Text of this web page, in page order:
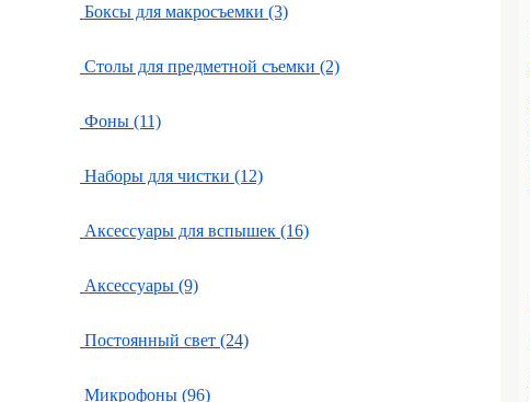
Боксы для макросъемки (3)
Столы для предметной съемки (2)
Фоны (11)
Наборы для чистки (12)
Аксессуары для вспышек (16)
Аксессуары (9)
Постоянный свет (24)
Микрофоны (96)